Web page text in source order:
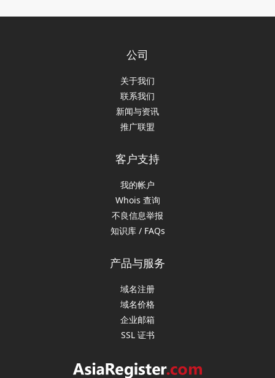
公司
关于我们
联系我们
新闻与资讯
推广联盟
客户支持
我的帐户
Whois 查询
不良信息举报
知识库 / FAQs
产品与服务
域名注册
域名价格
企业邮箱
SSL 证书